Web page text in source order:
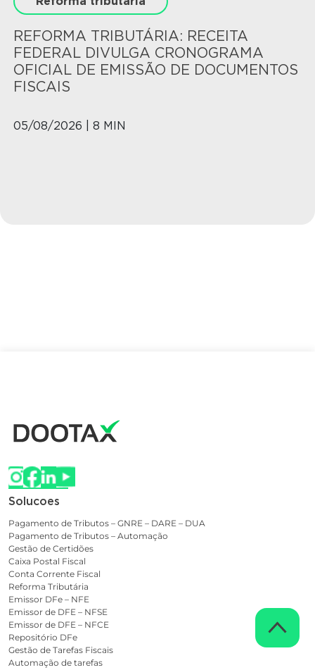
REFORMA TRIBUTÁRIA: RECEITA
FEDERAL DIVULGA CRONOGRAMA
OFICIAL DE EMISSÃO DE DOCUMENTOS
FISCAIS
05/08/2026 | 8 MIN
Solucoes
Pagamento de Tributos – GNRE – DARE – DUA
Pagamento de Tributos – Automação
Gestão de Certidões
Caixa Postal Fiscal
Conta Corrente Fiscal
Reforma Tributária
Emissor DFe – NFE
Emissor de DFE – NFSE
Emissor de DFE – NFCE
Repositório DFe
Gestão de Tarefas Fiscais
Automação de tarefas